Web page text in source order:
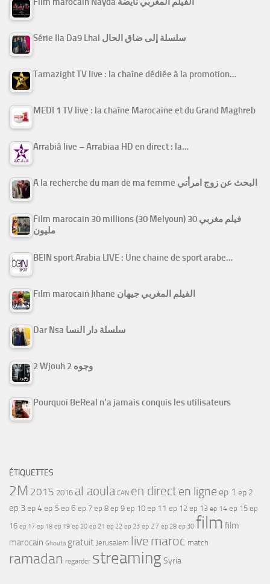
Série Ila Da9 Lhal سلسلة إلى ضاق الحال
Tamazight TV live : la chaîne dédiée à la promotion…
MEDI 1 TV live : la chaîne Marocaine et du Grand Maghreb
Arrabiâ live – Arrabiaa HD en direct : la…
A la recherche du mari de ma femme البحث عن زوج امرأتي
Film marocain 30 millions (30 Melyoun) فيلم مغربي 30
مليون
BEIN sport Arabia LIVE : Une chaine de sport arabe…
Film marocain Jihane الفيلم المغربي جيهان
Dar Nsa سلسلة دار النسا
2 Wjouh 2 وجوه
Pourquoi BeReal n’a jamais conquis les utilisateurs
ÉTIQUETTES
2M 2015 2016 al aoula CAN en directen ligne ep 1 ep 2
ep 3ep 4ep 5 ep 6 ep 7 ep 8 ep 9 ep 10 ep 11 ep 12 ep 13 ep 14 ep 15 ep
16 ep 17 ep 18 ep 19 ep 20 ep 21 ep 22 ep 23 ep 27 ep 28 ep 30 film film
marocain Ghouta gratuit Jerusalem live maroc match
ramadan regarder streamingSyria